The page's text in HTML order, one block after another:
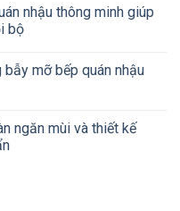
nhậu thông minh giúp
bộ
mỡ bếp quán nhậu
ngăn mùi và thiết kế